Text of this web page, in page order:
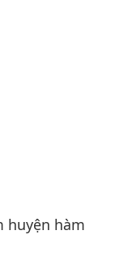
huyện hàm